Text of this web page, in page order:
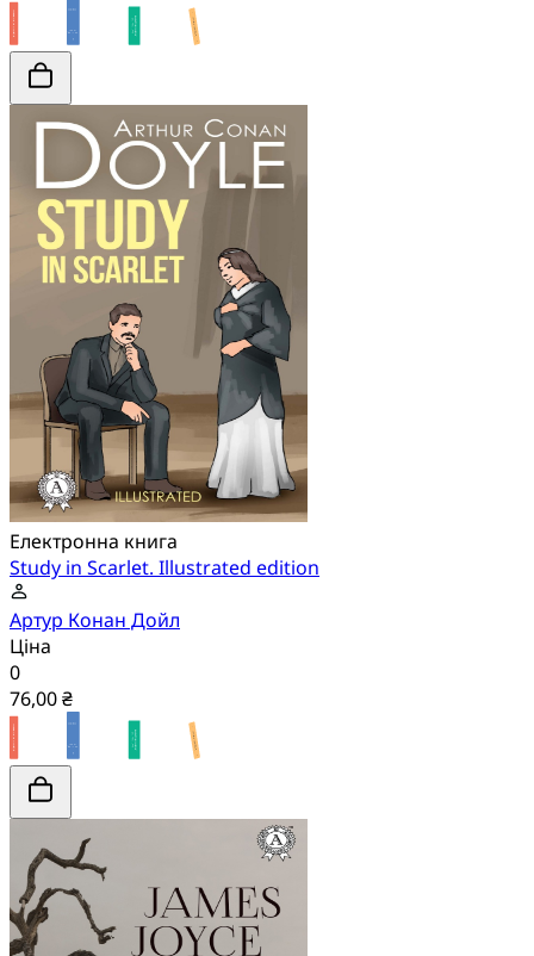
Електронна книга
Study in Scarlet. Illustrated edition
Артур Конан Дойл
Ціна
0
76,00 ₴